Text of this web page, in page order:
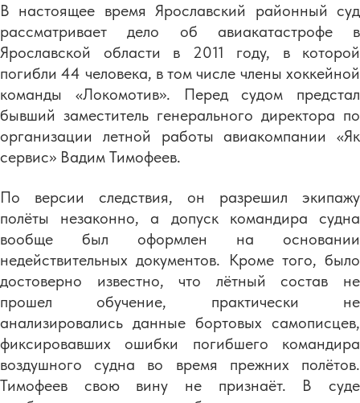
В настоящее время Ярославский районный суд
рассматривает дело об авиакатастрофе в
Ярославской области в 2011 году, в которой
погибли 44 человека, в том числе члены хоккейной
команды «Локомотив». Перед судом предстал
бывший заместитель генерального директора по
организации летной работы авиакомпании «Як
сервис» Вадим Тимофеев.
По версии следствия, он разрешил экипажу
полёты незаконно, а допуск командира судна
вообще был оформлен на основании
недействительных документов. Кроме того, было
достоверно известно, что лётный состав не
прошел обучение, практически не
анализировались данные бортовых самописцев,
фиксировавших ошибки погибшего командира
воздушного судна во время прежних полётов.
Тимофеев свою вину не признаёт. В суде